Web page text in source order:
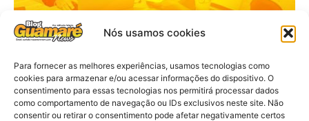
Nós usamos cookies
Para fornecer as melhores experiências, usamos tecnologias como
cookies para armazenar e/ou acessar informações do dispositivo. O
consentimento para essas tecnologias nos permitirá processar dados
como comportamento de navegação ou IDs exclusivos neste site. Não
consentir ou retirar o consentimento pode afetar negativamente certos